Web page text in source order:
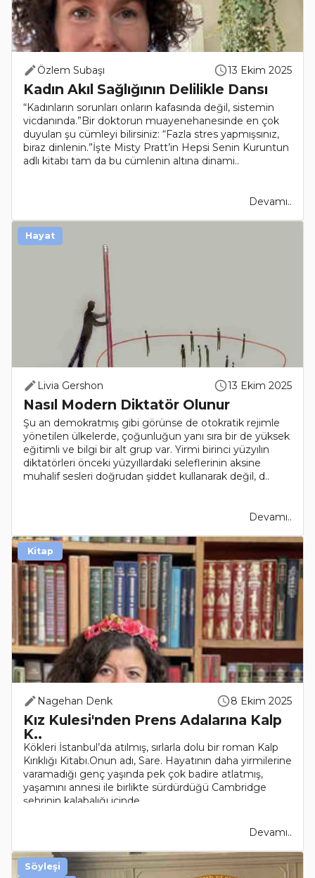
Özlem Subaşı 13 Ekim 2025
Kadın Akıl Sağlığının Delilikle Dansı
“Kadınların sorunları onların kafasında değil, sistemin
vicdanında.”Bir doktorun muayenehanesinde en çok
duyulan şu cümleyi bilirsiniz: “Fazla stres yapmışsınız,
biraz dinlenin.”İşte Misty Pratt’in Hepsi Senin Kuruntun
adlı kitabı tam da bu cümlenin altına dinami..
Devamı..
Livia Gershon 13 Ekim 2025
Nasıl Modern Diktatör Olunur
Şu an demokratmış gibi görünse de otokratik rejimle
yönetilen ülkelerde, çoğunluğun yanı sıra bir de yüksek
eğitimli ve bilgi bir alt grup var. Yirmi birinci yüzyılın
diktatörleri önceki yüzyıllardaki seleflerinin aksine
muhalif sesleri doğrudan şiddet kullanarak değil, d..
Devamı..
Hayat
Nagehan Denk 8 Ekim 2025
Kız Kulesi'nden Prens Adalarına Kalp
K..
Kökleri İstanbul’da atılmış, sırlarla dolu bir roman Kalp
Kırıklığı Kitabı.Onun adı, Sare. Hayatının daha yirmilerine
varamadığı genç yaşında pek çok badire atlatmış,
yaşamını annesi ile birlikte sürdürdüğü Cambridge
şehrinin kalabalığı içinde..
Devamı..
Kitap
Söyleşi